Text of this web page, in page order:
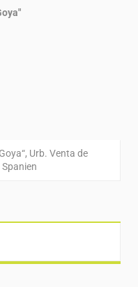
Urb. Venta de